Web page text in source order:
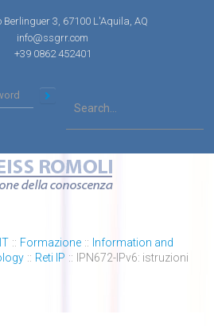
Berlinguer 3, 67100 L'Aquila, AQ
info@ssgrr.com
+39 0862 452401
:: Formazione :: Information and
:: Reti IP ::
IPN672-IPv6: istruzioni